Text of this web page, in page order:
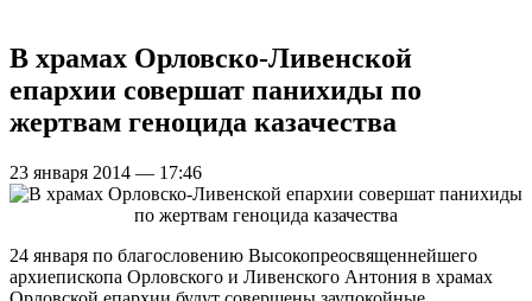
В храмах Орловско-Ливенской
епархии совершат панихиды по
жертвам геноцида казачества
23 января 2014 — 17:46
24 января по благословению Высокопреосвященнейшего
архиепископа Орловского и Ливенского Антония в храмах